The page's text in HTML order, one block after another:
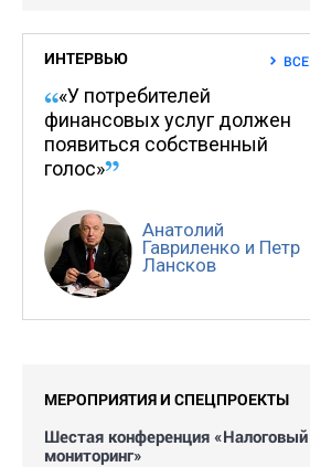
ИНТЕРВЬЮ ВСЕ
«У потребителей
финансовых услуг должен
появиться собственный
голос»
Анатолий
Гавриленко и Петр
Лансков
МЕРОПРИЯТИЯ И СПЕЦПРОЕКТЫ
Шестая конференция «Налоговый
мониторинг»